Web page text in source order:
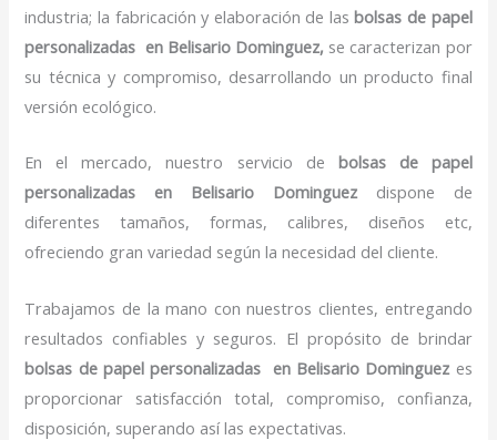
industria; la fabricación y elaboración de lasbolsas de papel
personalizadas en Belisario Dominguez, se caracterizan por
su técnica y compromiso, desarrollando un producto final
versión ecológico.
En el mercado, nuestro servicio de bolsas de papel
personalizadas en Belisario Dominguez dispone de
diferentes tamaños, formas, calibres, diseños etc,
ofreciendo gran variedad según la necesidad del cliente.
Trabajamos de la mano con nuestros clientes, entregando
resultados confiables y seguros. El propósito de brindar
bolsas de papel personalizadas en Belisario Dominguez es
proporcionar satisfacción total, compromiso, confianza,
disposición, superando así las expectativas.